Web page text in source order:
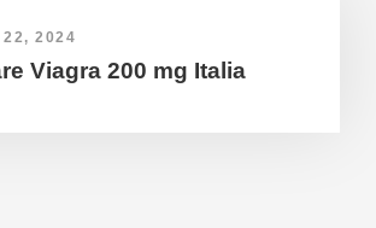
22, 2024
Viagra 200 mg Italia